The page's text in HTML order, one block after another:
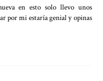
en esto solo llevo unos
por mi estaría genial y opinas